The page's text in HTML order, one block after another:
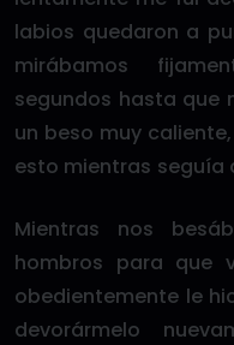
labios quedaron a
mirábamos
segundos hasta que
un beso muy
esto mientras seguía
Mientras nos
hombros para que
obedientemente le
devorármelo